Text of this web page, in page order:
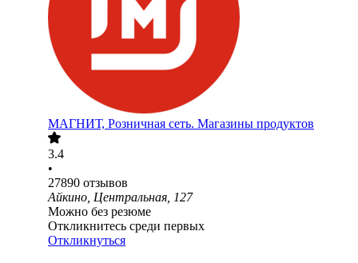
МАГНИТ, Розничная сеть. Магазины продуктов
3.4
•
27890 отзывов
Айкино, Центральная, 127
Можно без резюме
Откликнитесь среди первых
Откликнуться